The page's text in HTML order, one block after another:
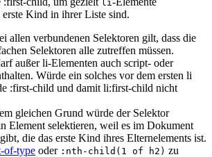
li
erste Kind in ihrer Liste sind.
allen verbundenen Selektoren gilt, dass die
Selektoren alle zutreffen müssen.
außer li-Elementen auch script- oder
Würde ein solches vor dem ersten li
:first-child und damit li:first-child nicht
gleichen Grund würde der Selektor
Element selektieren, weil es im Dokument
die das erste Kind ihres Elternelements ist.
of-type oder :nth-child(1 of h2) zu